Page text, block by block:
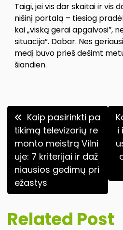
Taigi, jei vis dar skaitai ir vis
nišinį portalą – tiesiog
kai „viską gerai apgalvosi”,
situacija”. Dabar. Nes
medį buvo prieš dešimt
šiandien.
Navigacija
tarp
įrašų
Kaip pasirinkti pa
tikimą televizorių re
monto meistrą Vilni
uje: 7 kriterijai ir daž
niausios gedimų pri
ežastys
i
Related Post